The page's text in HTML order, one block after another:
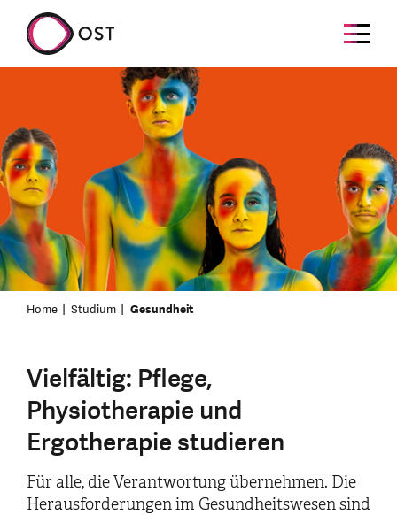
Home Studium Gesundheit
Vielfältig: Pflege,
Physiotherapie und
Ergotherapie studieren
Für alle, die Verantwortung übernehmen. Die
Herausforderungen im Gesundheitswesen sind